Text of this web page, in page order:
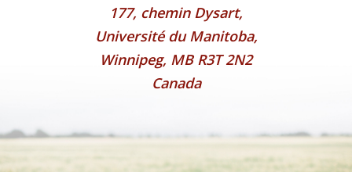
177, chemin Dysart,
Université du Manitoba,
Winnipeg, MB R3T 2N2
Canada